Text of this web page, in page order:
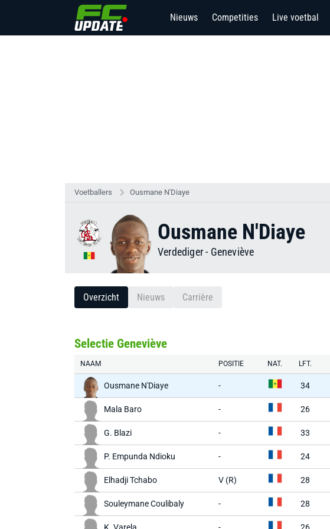
Nieuws Competities Live voetbal
Voetballers Ousmane N'Diaye
Ousmane N'Diaye
Verdediger- Geneviève
Overzicht Nieuws Carrière
Selectie Geneviève
NAAM POSITIE NAT. LFT.
Ousmane N'Diaye - 34
Mala Baro - 26
G. Blazi - 33
P. Empunda Ndioku - 24
Elhadji Tchabo V (R) 28
Souleymane Coulibaly - 28